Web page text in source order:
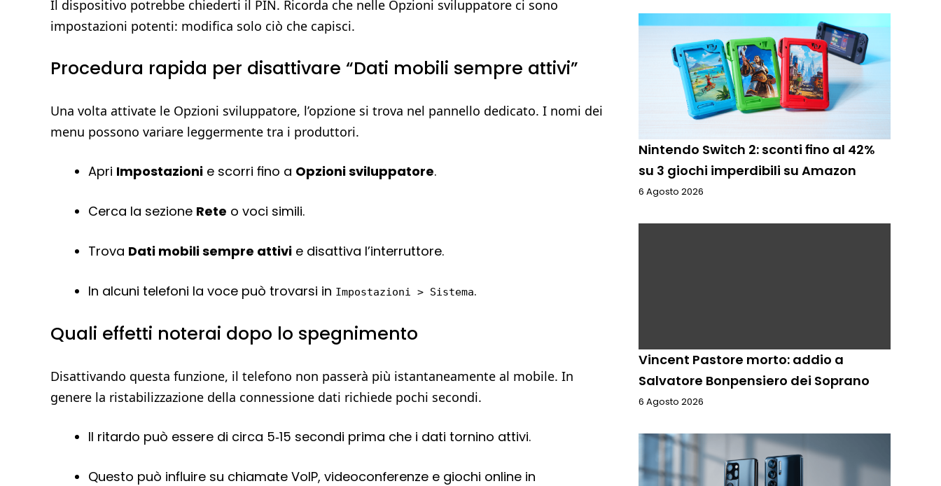
Il dispositivo potrebbe chiederti il PIN. Ricorda che nelle Opzioni sviluppatore ci sono
impostazioni potenti: modifica solo ciò che capisci.
Procedura rapida per disattivare “Dati mobili sempre attivi”
Una volta attivate le Opzioni sviluppatore, l’opzione si trova nel pannello dedicato. I nomi dei
menu possono variare leggermente tra i produttori.
Apri Impostazioni e scorri fino a Opzioni sviluppatore.
Cerca la sezione Rete o voci simili.
Trova Dati mobili sempre attivi e disattiva l’interruttore.
In alcuni telefoni la voce può trovarsi in Impostazioni > Sistema.
Quali effetti noterai dopo lo spegnimento
Disattivando questa funzione, il telefono non passerà più istantaneamente al mobile. In
genere la ristabilizzazione della connessione dati richiede pochi secondi.
Il ritardo può essere di circa 5‑15 secondi prima che i dati tornino attivi.
Questo può influire su chiamate VoIP, videoconferenze e giochi online in
Nintendo Switch 2: sconti fino al 42%
su 3 giochi imperdibili su Amazon
6 Agosto 2026
Vincent Pastore morto: addio a
Salvatore Bonpensiero dei Soprano
6 Agosto 2026